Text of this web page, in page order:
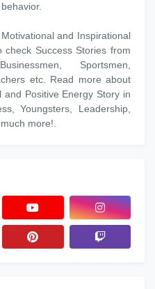
and Inspirational
check Success Stories from
Sportsmen,
etc. Read more about
Positive Energy Story in
Youngsters, Leadership,
more!.